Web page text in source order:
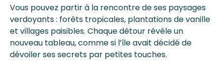
Vous pouvez partir à la rencontre de ses paysages
verdoyants : forêts tropicales, plantations de vanille
et villages paisibles. Chaque détour révèle un
nouveau tableau, comme si l’île avait décidé de
dévoiler ses secrets par petites touches.